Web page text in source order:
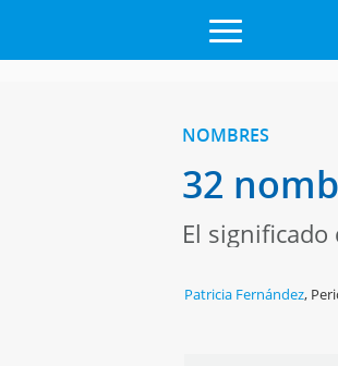
NOMBRES
32
El
Patricia Fernández,